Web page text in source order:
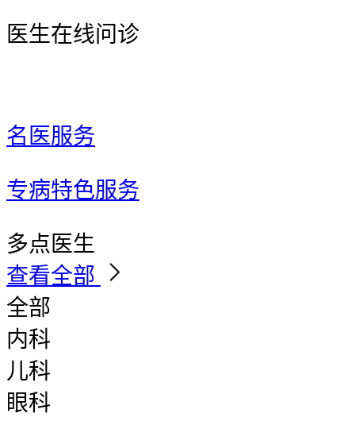
医生在线问诊
名医服务
专病特色服务
多点医生
查看全部
全部
内科
儿科
眼科